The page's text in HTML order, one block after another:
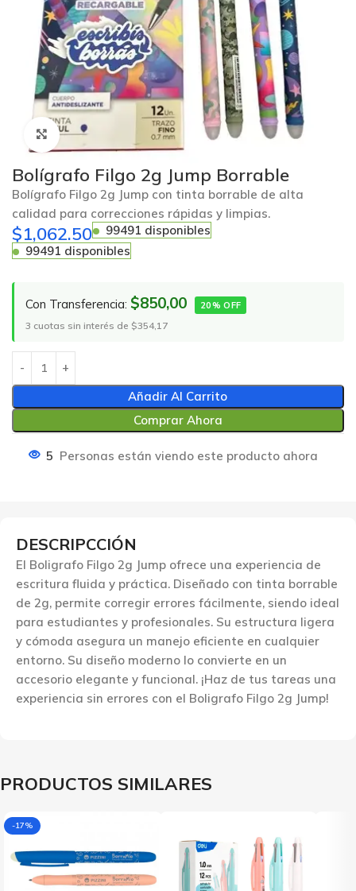
Click to enlarge
Bolígrafo Filgo 2g Jump Borrable
Bolígrafo Filgo 2g Jump con tinta borrable de alta
calidad para correcciones rápidas y limpias.
$1,062.50
99491 disponibles
99491 disponibles
Con Transferencia: $850,00 20% OFF
3 cuotas sin interés de $354,17
Añadir Al Carrito
Comprar Ahora
5 Personas están viendo este producto ahora
DESCRIPCCIÓN
El Boligrafo Filgo 2g Jump ofrece una experiencia de
escritura fluida y práctica. Diseñado con tinta borrable
de 2g, permite corregir errores fácilmente, siendo ideal
para estudiantes y profesionales. Su estructura ligera
y cómoda asegura un manejo eficiente en cualquier
entorno. Su diseño moderno lo convierte en un
accesorio elegante y funcional. ¡Haz de tus tareas una
experiencia sin errores con el Boligrafo Filgo 2g Jump!
PRODUCTOS SIMILARES
-17%